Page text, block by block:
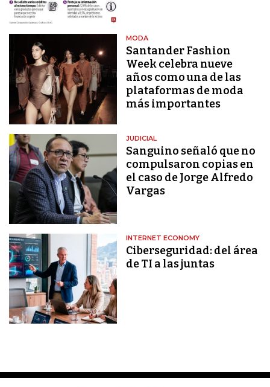
MODA
Santander Fashion
Week celebra nueve
años como una de las
plataformas de moda
más importantes
JUDICIAL
Sanguino señaló que no
compulsaron copias en
el caso de Jorge Alfredo
Vargas
INTERNET ECONOMY
Ciberseguridad: del área
de TI a las juntas